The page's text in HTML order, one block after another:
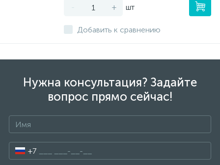
- + шт
Добавить к сравнению
Нужна консультация? Задайте
вопрос прямо сейчас!
+7